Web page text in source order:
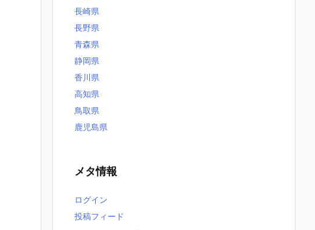
長崎県
長野県
青森県
静岡県
香川県
高知県
鳥取県
鹿児島県
メタ情報
ログイン
投稿フィード